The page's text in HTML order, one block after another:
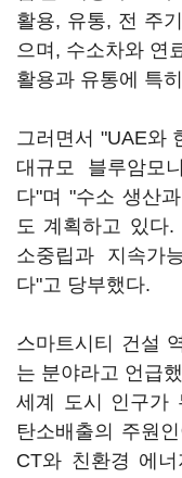
활용, 유통, 전 주
으며, 수소차와 연
활용과 유통에 특
그러면서 "UAE와
대규모 블루암모
다"며 "수소 생산
도 계획하고 있다
소중립과 지속가
다"고 당부했다.
스마트시티 건설
는 분야라고 언급
세계 도시 인구가
탄소배출의 주원
CT와 친환경 에